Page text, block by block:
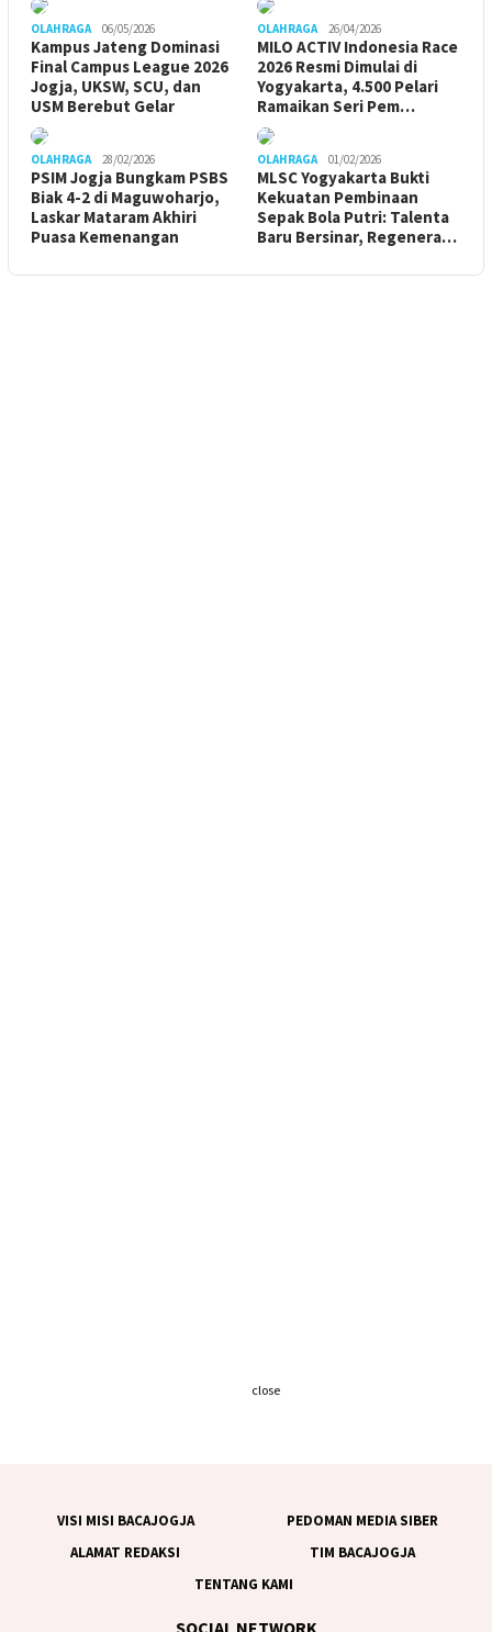
OLAHRAGA 06/05/2026
Kampus Jateng Dominasi
Final Campus League 2026
Jogja, UKSW, SCU, dan
USM Berebut Gelar
OLAHRAGA 26/04/2026
MILO ACTIV Indonesia Race
2026 Resmi Dimulai di
Yogyakarta, 4.500 Pelari
Ramaikan Seri Pem…
OLAHRAGA 28/02/2026
PSIM Jogja Bungkam PSBS
Biak 4-2 di Maguwoharjo,
Laskar Mataram Akhiri
Puasa Kemenangan
OLAHRAGA 01/02/2026
MLSC Yogyakarta Bukti
Kekuatan Pembinaan
Sepak Bola Putri: Talenta
Baru Bersinar, Regenera…
VISI MISI BACAJOGJA
PEDOMAN MEDIA SIBER
ALAMAT REDAKSI
TIM BACAJOGJA
TENTANG KAMI
SOCIAL NETWORK
close